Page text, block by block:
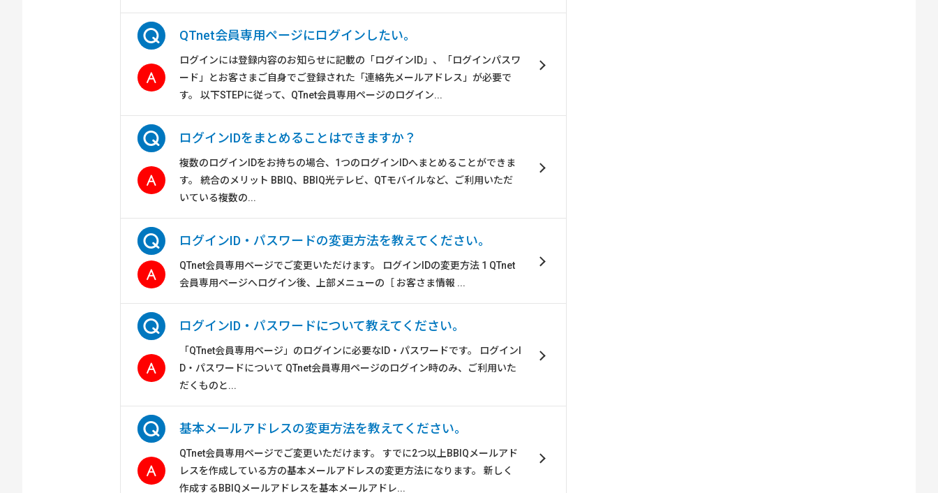
QTnet会員専用ページにログインしたい。
ログインには登録内容のお知らせに記載の「ログインID」、「ログインパスワ
ード」とお客さまご自身でご登録された「連絡先メールアドレス」が必要で
す。 以下STEPに従って、QTnet会員専用ページのログイン...
ログインIDをまとめることはできますか？
複数のログインIDをお持ちの場合、1つのログインIDへまとめることができま
す。 統合のメリット BBIQ、BBIQ光テレビ、QTモバイルなど、ご利用いただ
いている複数の...
ログインID・パスワードの変更方法を教えてください。
QTnet会員専用ページでご変更いただけます。 ログインIDの変更方法 1 QTnet
会員専用ページへログイン後、上部メニューの［ お客さま情報 ...
ログインID・パスワードについて教えてください。
「QTnet会員専用ページ」のログインに必要なID・パスワードです。 ログインI
D・パスワードについて QTnet会員専用ページのログイン時のみ、ご利用いた
だくものと...
基本メールアドレスの変更方法を教えてください。
QTnet会員専用ページでご変更いただけます。 すでに2つ以上BBIQメールアド
レスを作成している方の基本メールアドレスの変更方法になります。 新しく
作成するBBIQメールアドレスを基本メールアドレ...